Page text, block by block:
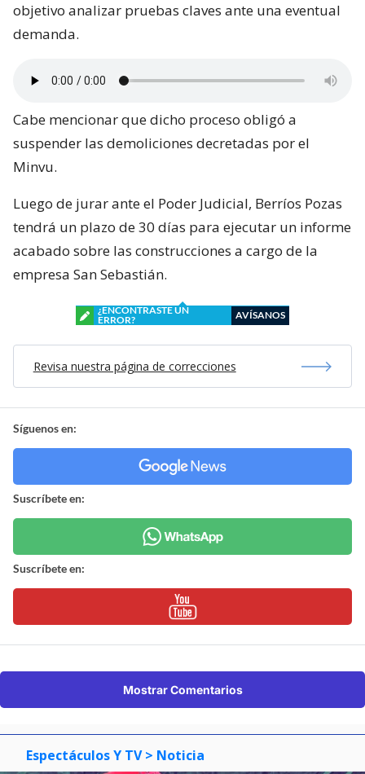
objetivo analizar pruebas claves ante una eventual
demanda.
Cabe mencionar que dicho proceso obligó a
suspender las demoliciones decretadas por el
Minvu.
Luego de jurar ante el Poder Judicial, Berríos Pozas
tendrá un plazo de 30 días para ejecutar un informe
acabado sobre las construcciones a cargo de la
empresa San Sebastián.
¿ENCONTRASTE UN
ERROR?
AVÍSANOS
Revisa nuestra página de correcciones
Síguenos en:
Suscríbete en:
Suscríbete en:
Mostrar Comentarios
Espectáculos Y TV > Noticia